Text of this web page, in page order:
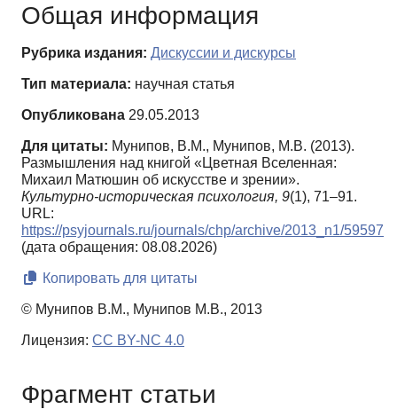
Общая информация
Рубрика издания: Дискуссии и дискурсы
Тип материала: научная статья
Опубликована 29.05.2013
Для цитаты: Мунипов, В.М., Мунипов, М.В. (2013).
Размышления над книгой «Цветная Вселенная:
Михаил Матюшин об искусстве и зрении».
Культурно-историческая психология, 9(1), 71–91.
URL:
https://psyjournals.ru/journals/chp/archive/2013_n1/59597
(дата обращения: 08.08.2026)
Копировать для цитаты
© Мунипов В.М., Мунипов М.В., 2013
Лицензия: CC BY-NC 4.0
Фрагмент статьи